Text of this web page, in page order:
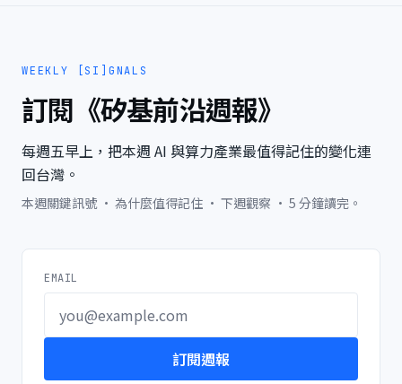
WEEKLY [SI]GNALS
訂閱《矽基前沿週報》
每週五早上，把本週 AI 與算力產業最值得記住的變化連
回台灣。
本週關鍵訊號 · 為什麼值得記住 · 下週觀察 · 5 分鐘讀完。
EMAIL
訂閱週報